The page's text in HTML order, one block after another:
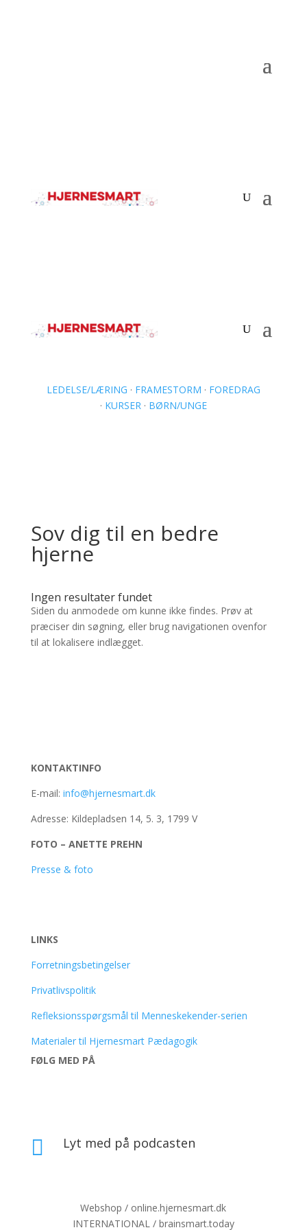
LEDELSE/LÆRING · FRAMESTORM · FOREDRAG
· KURSER· BØRN/UNGE
Sov dig til en bedre
hjerne
Ingen resultater fundet
Siden du anmodede om kunne ikke findes. Prøv at
præciser din søgning, eller brug navigationen ovenfor
til at lokalisere indlægget.
KONTAKTINFO
E-mail: info@hjernesmart.dk
Adresse: Kildepladsen 14, 5. 3, 1799 V
FOTO – ANETTE PREHN
Presse & foto
LINKS
Forretningsbetingelser
Privatlivspolitik
Refleksionsspørgsmål til Menneskekender-serien
Materialer til Hjernesmart Pædagogik
FØLG MED PÅ
 Lyt med på podcasten
Webshop / online.hjernesmart.dk
INTERNATIONAL / brainsmart.today